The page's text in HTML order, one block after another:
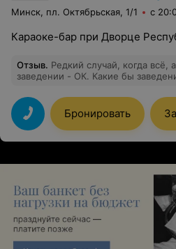
Минск, пл. Октябрьская, 1/1 с
Караоке-бар при Дворце
Отзыв. Редкий случай, когда всё,
заведении - ОК. Какие бы
караоке-бара есть тут.
Бронировать